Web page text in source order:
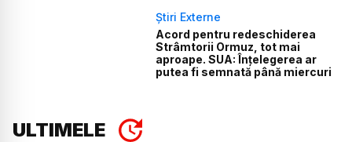
Știri Externe
Acord pentru redeschiderea
Strâmtorii Ormuz, tot mai
aproape. SUA: Înțelegerea ar
putea fi semnată până miercuri
ULTIMELE